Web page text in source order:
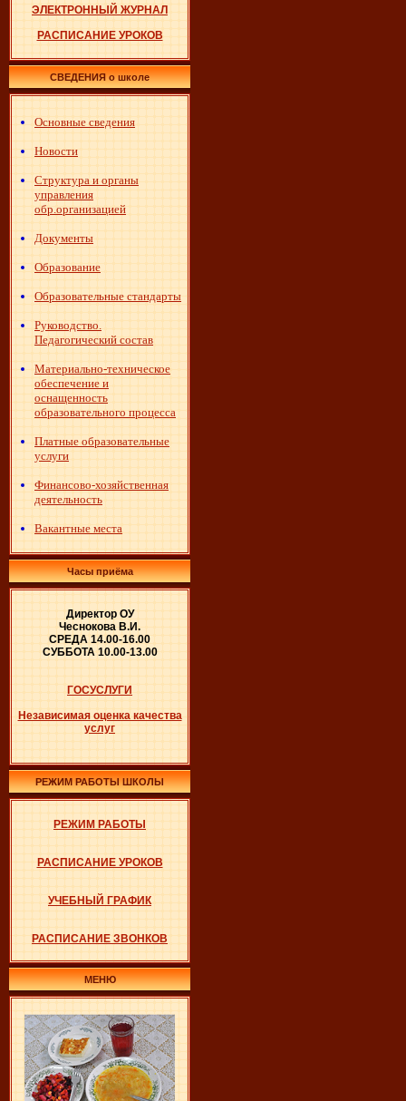
ЭЛЕКТРОННЫЙ ЖУРНАЛ
РАСПИСАНИЕ УРОКОВ
СВЕДЕНИЯ о школе
Основные сведения
Новости
Структура и органы
управления
обр.организацией
Документы
Образование
Образовательные стандарты
Руководство.
Педагогический состав
Материально-техническое
обеспечение и
оснащенность
образовательного процесса
Платные образовательные
услуги
Финансово-хозяйственная
деятельность
Вакантные места
Часы приёма
Директор ОУ
Чеснокова В.И.
СРЕДА 14.00-16.00
СУББОТА 10.00-13.00
ГОСУСЛУГИ
Независимая оценка качества
услуг
РЕЖИМ РАБОТЫ ШКОЛЫ
РЕЖИМ РАБОТЫ
РАСПИСАНИЕ УРОКОВ
УЧЕБНЫЙ ГРАФИК
РАСПИСАНИЕ ЗВОНКОВ
МЕНЮ